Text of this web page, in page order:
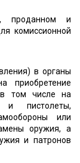
проданном и
комиссионной
в органы
приобретение
том числе на
и пистолеты,
или
оружия, а
и патронов